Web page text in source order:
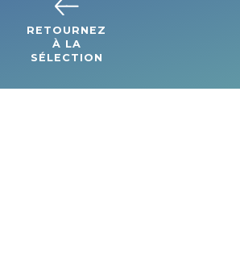
RETOURNEZ
À LA
SÉLECTION